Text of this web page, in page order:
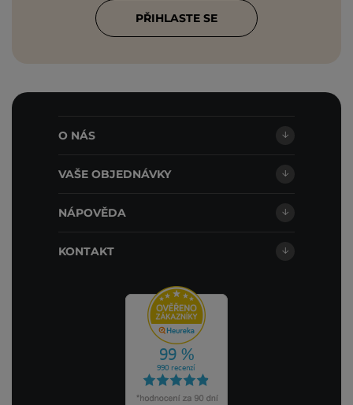
PŘIHLASTE SE
O NÁS
VAŠE OBJEDNÁVKY
NÁPOVĚDA
KONTAKT